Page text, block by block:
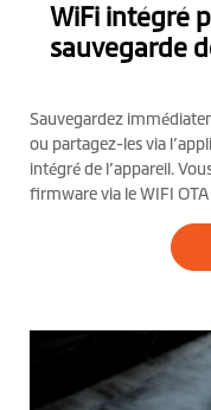
WiFi intégré
sauvegarde
Sauvegardez
ou partagez-les via
intégré de l’appareil.
firmware via le WIFI